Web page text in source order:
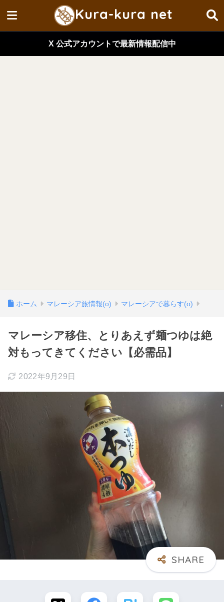
Kura-kura net
X 公式アカウントで最新情報配信中
ホーム マレーシア旅情報(o) マレーシアで暮らす(o)
マレーシア移住、とりあえず麺つゆは絶
対もってきてください【必需品】
2022年9月29日